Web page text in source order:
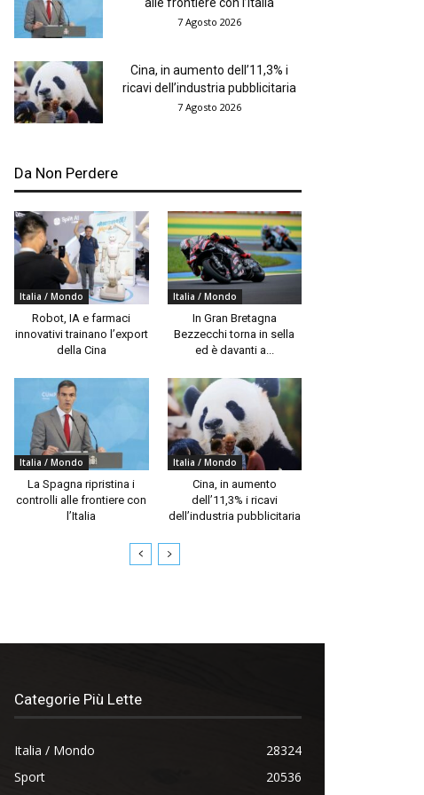
alle frontiere con l’Italia
7 Agosto 2026
Cina, in aumento dell’11,3% i
ricavi dell’industria pubblicitaria
7 Agosto 2026
Da Non Perdere
Italia / Mondo
Robot, IA e farmaci
innovativi trainano l’export
della Cina
Italia / Mondo
In Gran Bretagna
Bezzecchi torna in sella
ed è davanti a...
Italia / Mondo
La Spagna ripristina i
controlli alle frontiere con
l’Italia
Italia / Mondo
Cina, in aumento
dell’11,3% i ricavi
dell’industria pubblicitaria
Categorie Più Lette
Italia / Mondo
28324
Sport
20536